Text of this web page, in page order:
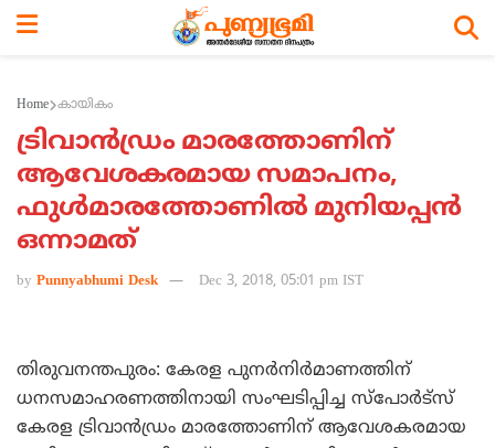
Home കായികം
ട്രിവാന്‍ഡ്രം മാരത്തോണിന്
ആവേശകരമായ സമാപനം,
ഫുള്‍മാരത്തോണില്‍ മുനിയപ്പന്‍
ഒന്നാമത്
by Punnyabhumi Desk Dec 3, 2018, 05:01 pm IST
തിരുവനന്തപുരം: കേരള പുനര്‍നിര്‍മാണത്തിന്
ധനസമാഹരണത്തിനായി സംഘടിപ്പിച്ച സ്പോര്‍ട്സ്
കേരള ട്രിവാന്‍ഡ്രം മാരത്തോണിന് ആവേശകരമായ